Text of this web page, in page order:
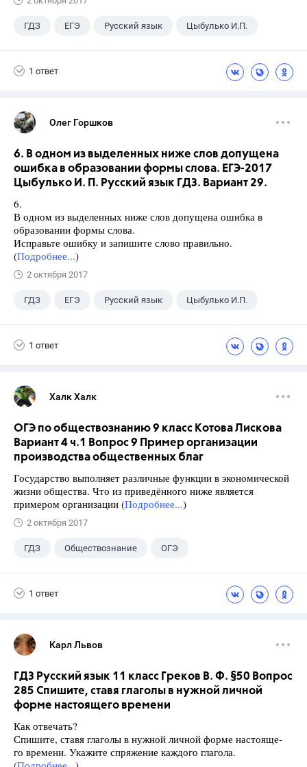
ГДЗ ЕГЭ Русский язык Цыбулько И.П.
1 ответ
Олег Горшков
6. В одном из выделенных ниже слов допущена
ошибка в образовании формы слова. ЕГЭ-2017
Цыбулько И. П. Русский язык ГДЗ. Вариант 29.
6.
В одном из выделенных ниже слов допущена ошибка в
образовании формы слова.
Исправьте ошибку и запишите слово правильно.
(Подробнее...)
2 октября 2017
ГДЗ ЕГЭ Русский язык Цыбулько И.П.
1 ответ
Халк Халк
ОГЭ по обществознанию 9 класс Котова Лискова
Вариант 4 ч.1 Вопрос 9 Пример организации
производства общественных благ
Государство выполняет различные функции в экономической
жизни общества. Что из приведённого ниже является
примером организации (Подробнее...)
2 октября 2017
ГДЗ Обществознание ОГЭ
1 ответ
Карл Львов
ГДЗ Русский язык 11 класс Греков В. Ф. §50 Вопрос
285 Спишите, ставя глаголы в нужной личной
форме настоящего времени
Как отвечать?
Спишите, ставя глаголы в нужной личной форме настояще-
го времени. Укажите спряжение каждого глагола.